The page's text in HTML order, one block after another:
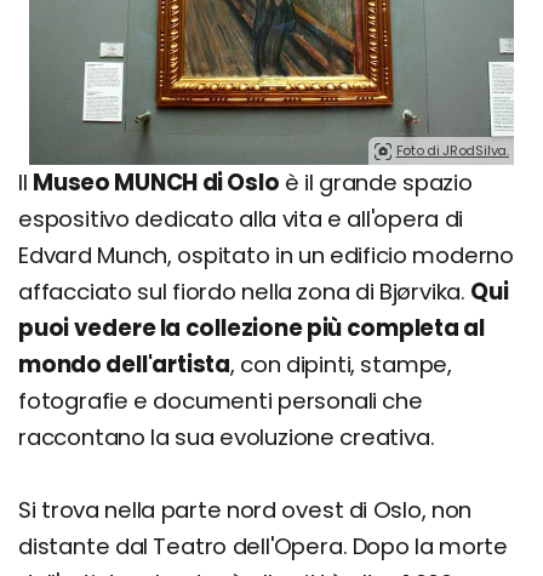
Foto di JRodSilva.
Il Museo MUNCH di Oslo è il grande spazio
espositivo dedicato alla vita e all'opera di
Edvard Munch, ospitato in un edificio moderno
affacciato sul fiordo nella zona di Bjørvika. Qui
puoi vedere la collezione più completa al
mondo dell'artista, con dipinti, stampe,
fotografie e documenti personali che
raccontano la sua evoluzione creativa.
Si trova nella parte nord ovest di Oslo, non
distante dal Teatro dell'Opera. Dopo la morte